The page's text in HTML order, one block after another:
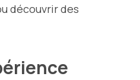
découvrir des